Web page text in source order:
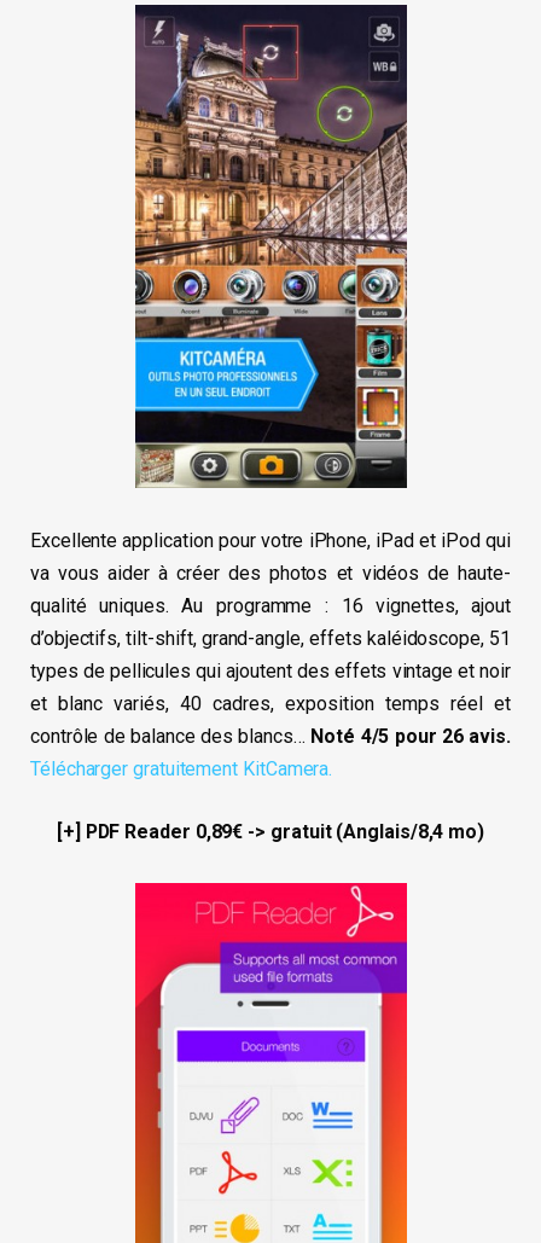
Excellente application pour votre iPhone, iPad et iPod qui
va vous aider à créer des photos et vidéos de haute-
qualité uniques. Au programme : 16 vignettes, ajout
d’objectifs, tilt-shift, grand-angle, effets kaléidoscope, 51
types de pellicules qui ajoutent des effets vintage et noir
et blanc variés, 40 cadres, exposition temps réel et
contrôle de balance des blancs… Noté 4/5 pour 26 avis.
Télécharger gratuitement KitCamera.
[+] PDF Reаder 0,89€ -> gratuit (Anglais/8,4 mo)